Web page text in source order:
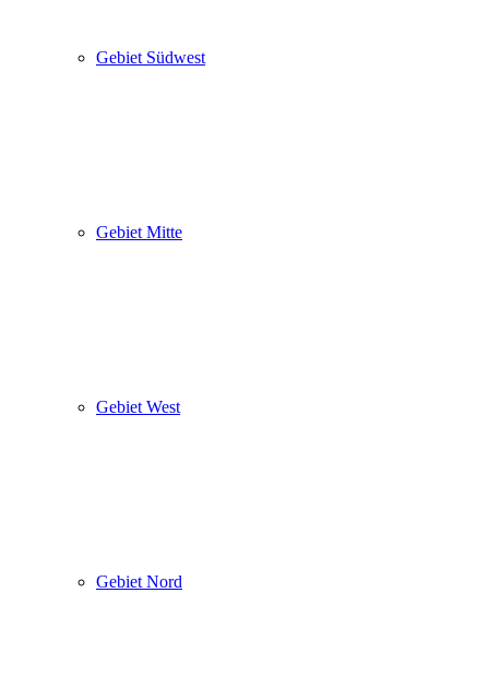
Gebiet Südwest
Gebiet Mitte
Gebiet West
Gebiet Nord